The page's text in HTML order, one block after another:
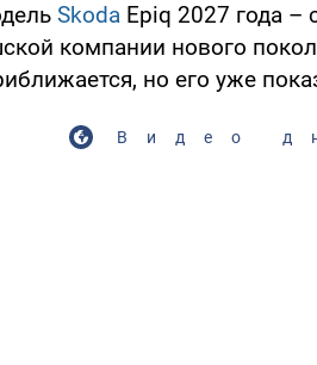
Skoda Epiq 2027 года
компании нового
но его уже
Видео